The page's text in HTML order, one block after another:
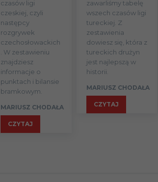
czasów ligi
czeskiej, czyli
następcy
rozgrywek
czechosłowackich
. W zestawieniu
znajdziesz
informacje o
punktach i bilansie
bramkowym.
MARIUSZ CHODAŁA
CZYTAJ
zawarliśmy tabelę
wszech czasów ligi
tureckiej. Z
zestawienia
dowiesz się, która z
tureckich drużyn
jest najlepszą w
historii.
MARIUSZ CHODAŁA
CZYTAJ